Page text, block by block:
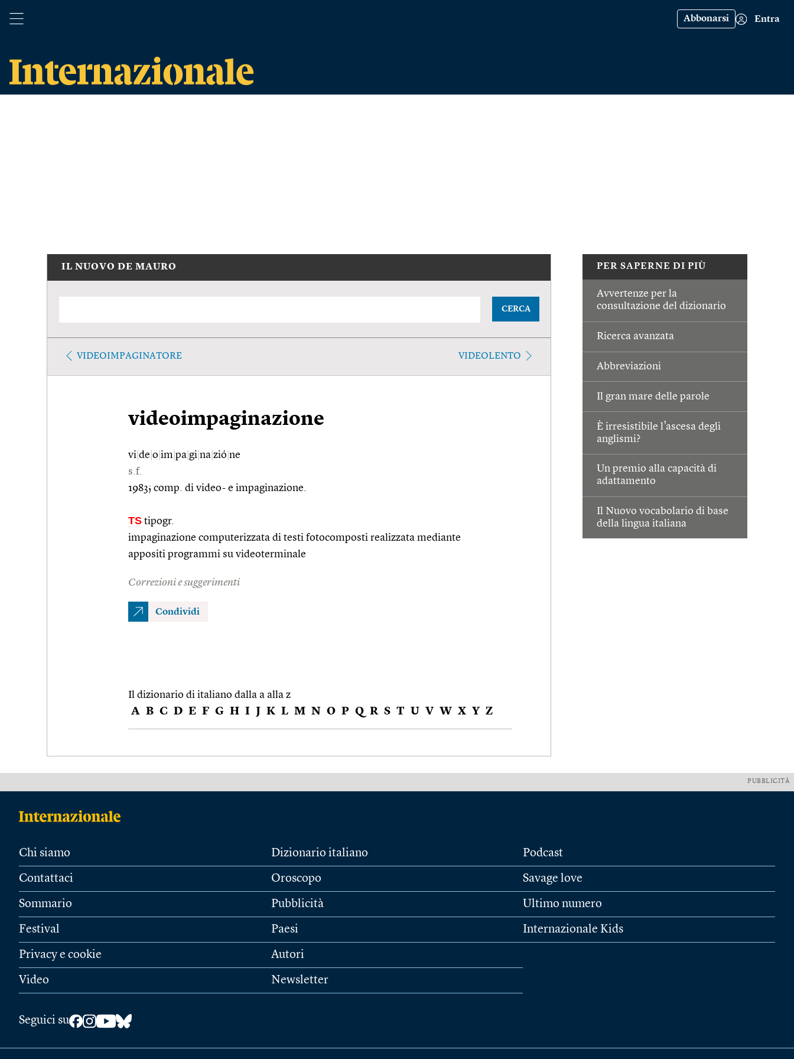
Abbonarsi Entra
PER SAPERNE DI PIÙ
Avvertenze per la
consultazione del dizionario
Ricerca avanzata
Abbreviazioni
Il gran mare delle parole
È irresistibile l’ascesa degli
anglismi?
Un premio alla capacità di
adattamento
Il Nuovo vocabolario di base
della lingua italiana
IL NUOVO DE MAURO
CERCA
VIDEOIMPAGINATORE VIDEOLENTO
videoimpaginazione
vi de o im pa gi na zió ne
s.f.
1983; comp. di video- e impaginazione.
TS tipogr.
impaginazione computerizzata di testi fotocomposti realizzata mediante
appositi programmi su videoterminale
Correzioni e suggerimenti
Condividi
Il dizionario di italiano dalla a alla z
A B C D E F G H I J K L M N O P Q R S T U V W X Y Z
PUBBLICITÀ
Chi siamo
Contattaci
Sommario
Festival
Privacy e cookie
Video
Dizionario italiano
Oroscopo
Pubblicità
Paesi
Autori
Newsletter
Podcast
Savage love
Ultimo numero
Internazionale Kids
Seguici su